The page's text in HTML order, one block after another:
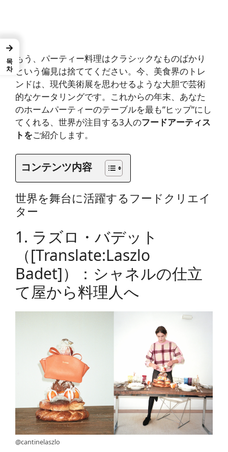
もう、パーティー料理はクラシックなものばかり
という偏見は捨ててください。今、美食界のトレ
ンドは、現代美術展を思わせるような大胆で芸術
的なケータリングです。これからの年末、あなた
のホームパーティーのテーブルを最も”ヒップ”にし
てくれる、世界が注目する3人のフードアーティス
トをご紹介します。
コンテンツ内容
世界を舞台に活躍するフードクリエイ
ター
1. ラズロ・バデット
（[translate:Laszlo
Badet]）：シャネルの仕立
て屋から料理人へ
@cantinelaszlo
→
목차